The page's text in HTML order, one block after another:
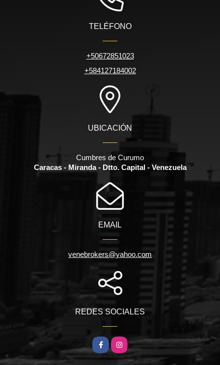
TELÉFONO
+50672851023
+584127184002
UBICACIÓN
Cumbres de Curumo
Caracas - Miranda - Dtto. Capital - Venezuela
EMAIL
venebrokers@yahoo.com
REDES SOCIALES
FacebookInstagram